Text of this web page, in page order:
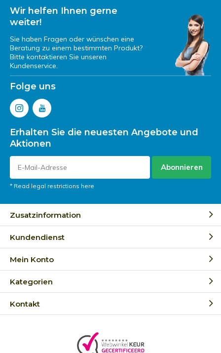
Wir helfen Ihnen gerne
weiter!
Sie haben Fragen oder wünschen eine
Beratung zu einem bestimmten Produkt?
Bitte kontaktieren Sie unseren
Kundenservice.
Folge uns
Erhalten Sie die neuesten Angebote und
Aktionen
Abonnieren
* Read legal restrictions here
Zusatzinformation
Kundendienst
Mein Konto
Kategorien
Kontakt